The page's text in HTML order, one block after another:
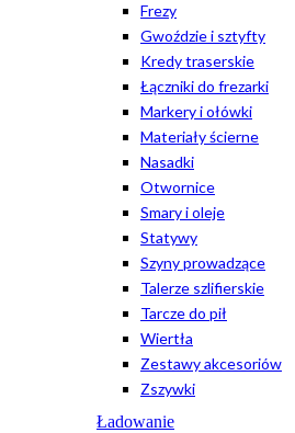
Frezy
Gwoździe i sztyfty
Kredy traserskie
Łączniki do frezarki
Markery i ołówki
Materiały ścierne
Nasadki
Otwornice
Smary i oleje
Statywy
Szyny prowadzące
Talerze szlifierskie
Tarcze do pił
Wiertła
Zestawy akcesoriów
Zszywki
Ładowanie